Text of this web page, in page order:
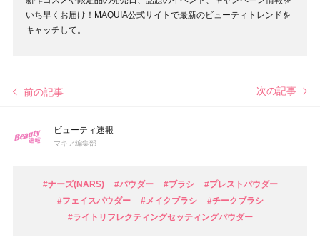
いち早くお届け！MAQUIA公式サイトで最新のビューティトレンドを
キャッチして。
前の記事 次の記事
ビューティ速報
マキア編集部
#ナーズ(NARS) #パウダー #ブラシ
#プレストパウダー
#フェイスパウダー
#メイクブラシ
#チークブラシ
#ライトリフレクティングセッティングパウダー